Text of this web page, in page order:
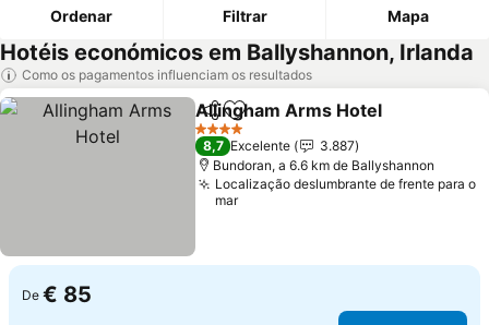
Ordenar Filtrar Mapa
Hotéis económicos em Ballyshannon, Irlanda
Como os pagamentos influenciam os resultados
PartilharAdicionar aos favoritos
Allingham Arms Hotel
4 Estrelas
8,7 Excelente
3.887
Bundoran, a 6.6 km de Ballyshannon
Localização deslumbrante de frente para o
mar
De € 85